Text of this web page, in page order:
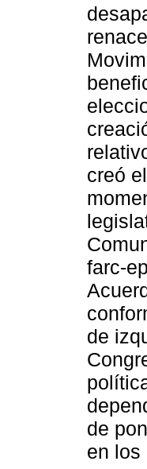
creó
farc-
de
de
en los